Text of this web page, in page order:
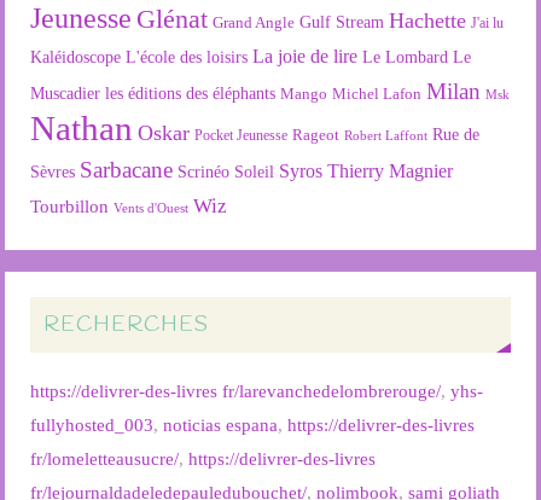
Jeunesse Glénat Grand Angle Gulf Stream Hachette J'ai lu
Kaléidoscope L'école des loisirs La joie de lire Le Lombard Le
Muscadier les éditions des éléphants Mango Michel Lafon Milan Msk
Nathan Oskar Pocket Jeunesse Rageot Robert Laffont Rue de
Sèvres Sarbacane Scrinéo Soleil Syros Thierry Magnier
Tourbillon Vents d'Ouest Wiz
RECHERCHES
https://delivrer-des-livres fr/larevanchedelombrerouge/,yhs-
fullyhosted_003,noticias espana,https://delivrer-des-livres
fr/lomeletteausucre/,https://delivrer-des-livres
fr/lejournaldadeledepauledubouchet/,nolimbook,sami goliath